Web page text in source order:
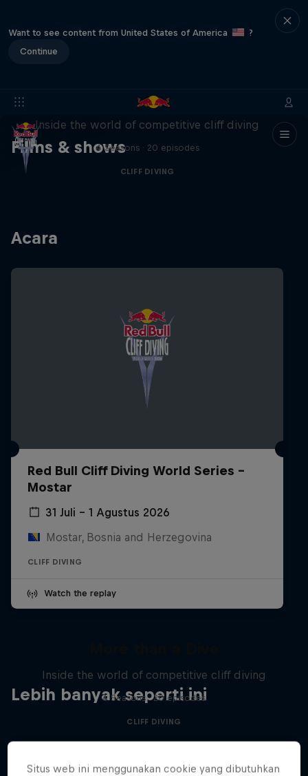
Want to see content from United States of America
?
Continue
Films & shows
More than a Dive
Inside the world of competitive cliff diving
4 Seasons · 20 episodes
CLIFF DIVING
Acara
Red Bull Cliff Diving World Series -
Mostar
31 Juli – 1 Agustus 2026
Mostar, Bosnia and Herzegovina
CLIFF DIVING
Watch the replay
Lebih banyak seperti ini
Inside the world of competitive cliff diving
4 Seasons · 20 episodes
CLIFF DIVING
Situs web ini menggunakan cookie yang dibutuhkan